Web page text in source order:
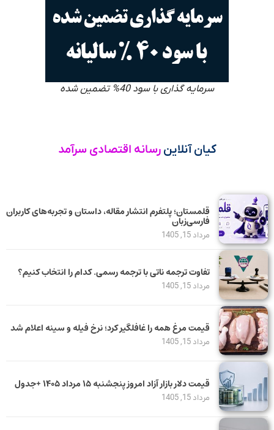
سرمایه گذاری با سود 40% تضمین شده
کیان آنلاین رسانه اقتصادی سرآمد
قلمستان؛ پلتفرم انتشار مقاله، داستان و تجربه‌های کاربران
فارسی‌زبان
مرداد 15, 1405
تفاوت ترجمه ناتی با ترجمه رسمی. کدام را انتخاب کنیم؟
مرداد 15, 1405
قیمت مرغ همه را غافلگیر کرد؛ نرخ فیله و سینه اعلام شد
مرداد 15, 1405
قیمت دلار بازار آزاد امروز پنجشنبه ۱۵ مرداد ۱۴۰۵ +جدول
مرداد 15, 1405